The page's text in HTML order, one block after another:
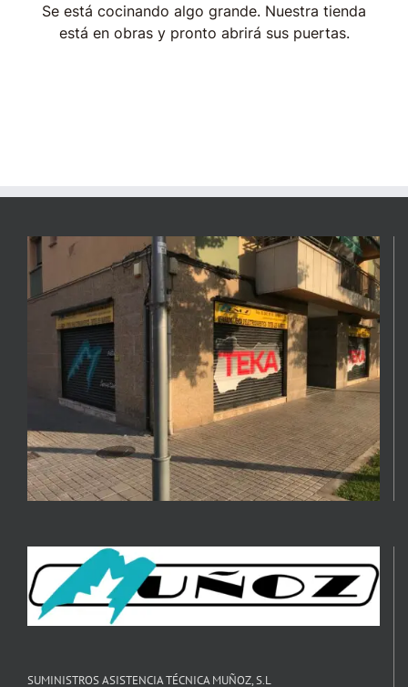
Se está cocinando algo grande. Nuestra tienda
está en obras y pronto abrirá sus puertas.
SUMINISTROS ASISTENCIA TÉCNICA MUÑOZ, S.L